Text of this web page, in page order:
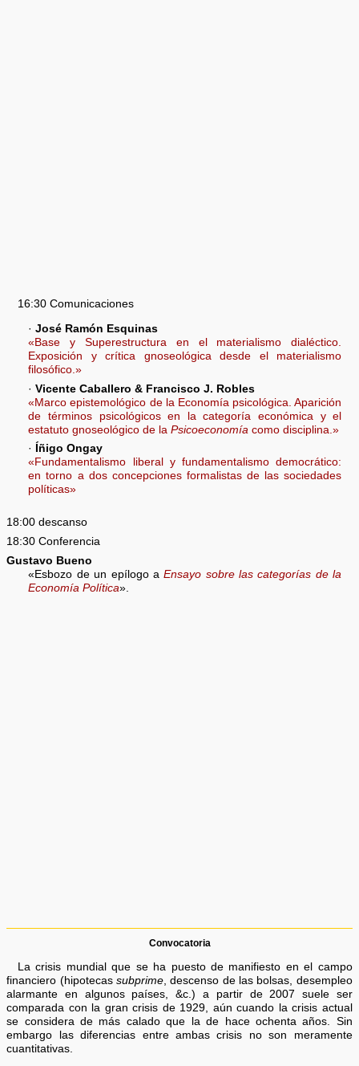
16:30 Comunicaciones
·José Ramón Esquinas
«Base y Superestructura en el materialismo dialéctico.
Exposición y crítica gnoseológica desde el materialismo
filosófico.»
·Vicente Caballero & Francisco J. Robles
«Marco epistemológico de la Economía psicológica. Aparición
de términos psicológicos en la categoría económica y el
estatuto gnoseológico de laPsicoeconomía como disciplina.»
·
Íñigo Ongay
«Fundamentalismo liberal y fundamentalismo democrático:
en torno a dos concepciones formalistas de las sociedades
políticas»
18:00 descanso
18:30 Conferencia
Gustavo Bueno
«Esbozo de un epílogo aEnsayo sobre las categorías de la
Economía Política».
Convocatoria
La crisis mundial que se ha puesto de manifiesto en el campo
financiero (hipotecas subprime, descenso de las bolsas, desempleo
alarmante en algunos países, &c.) a partir de 2007 suele ser
comparada con la gran crisis de 1929, aún cuando la crisis actual
se considera de más calado que la de hace ochenta años. Sin
embargo las diferencias entre ambas crisis no son meramente
cuantitativas.